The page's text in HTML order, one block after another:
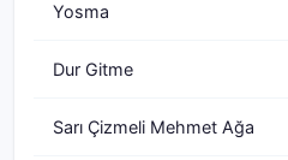
Yosma
Dur Gitme
Sarı Çizmeli Mehmet Ağa